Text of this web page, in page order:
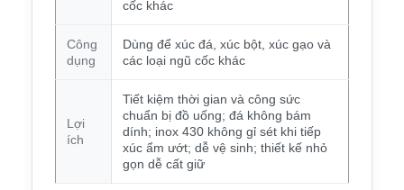
cốc khác
Công
dụng
Dùng để xúc đá, xúc bột, xúc gạo và
các loại ngũ cốc khác
Lợi
ích
Tiết kiệm thời gian và công sức
chuẩn bị đồ uống; đá không bám
dính; inox 430 không gỉ sét khi tiếp
xúc ẩm ướt; dễ vệ sinh; thiết kế nhỏ
gọn dễ cất giữ